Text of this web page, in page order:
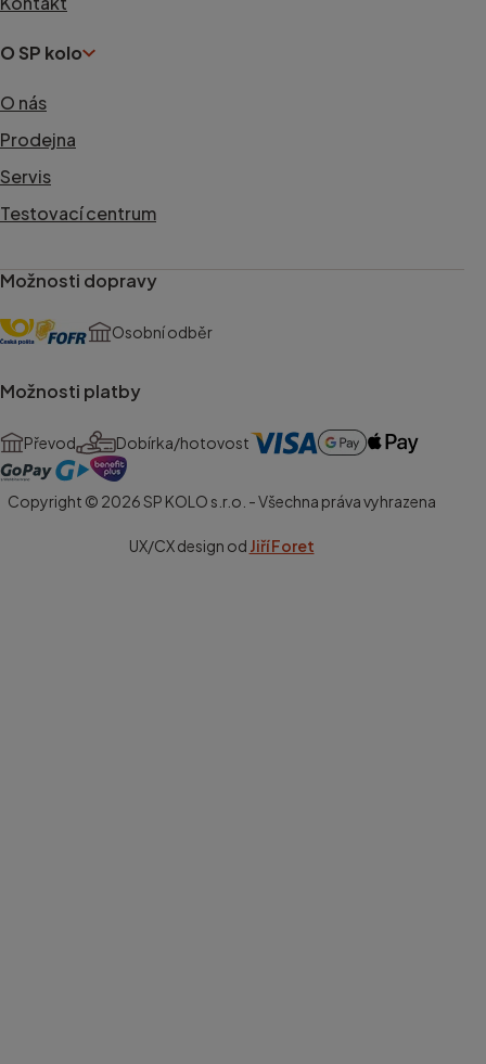
O SP kolo
O nás
Prodejna
Servis
Testovací centrum
Možnosti dopravy
Osobní odběr
Možnosti platby
Převod Dobírka/hotovost
Copyright © 2026 SP KOLO s.r.o. - Všechna práva vyhrazena
UX/CX design od Jiří Foret